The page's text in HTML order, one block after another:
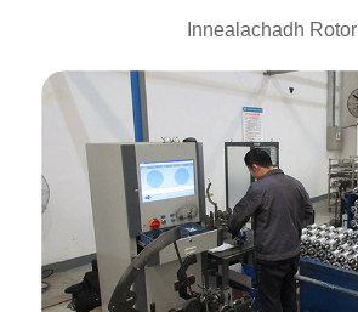
Innealachadh Rotor